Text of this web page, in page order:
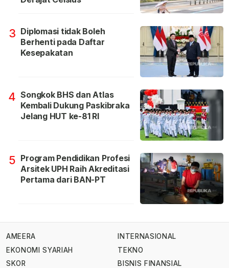
3 Diplomasi tidak Boleh
Berhenti pada Daftar
Kesepakatan
4 Songkok BHS dan Atlas
Kembali Dukung Paskibraka
Jelang HUT ke-81 RI
5 Program Pendidikan Profesi
Arsitek UPH Raih Akreditasi
Pertama dari BAN-PT
AMEERA
EKONOMI SYARIAH
SKOR
INTERNASIONAL
TEKNO
BISNIS FINANSIAL